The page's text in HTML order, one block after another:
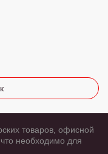
товаров, офисной
необходимо для